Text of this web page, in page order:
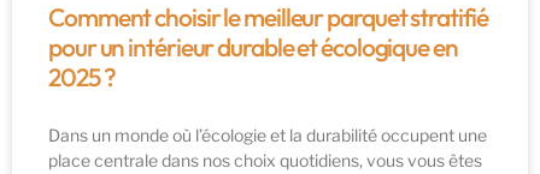
Comment choisir le meilleur parquet stratifié
pour un intérieur durable et écologique en
2025 ?
Dans un monde où l’écologie et la durabilité occupent une
place centrale dans nos choix quotidiens, vous vous êtes